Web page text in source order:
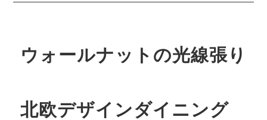
ウォールナットの光線張り
北欧デザインダイニング